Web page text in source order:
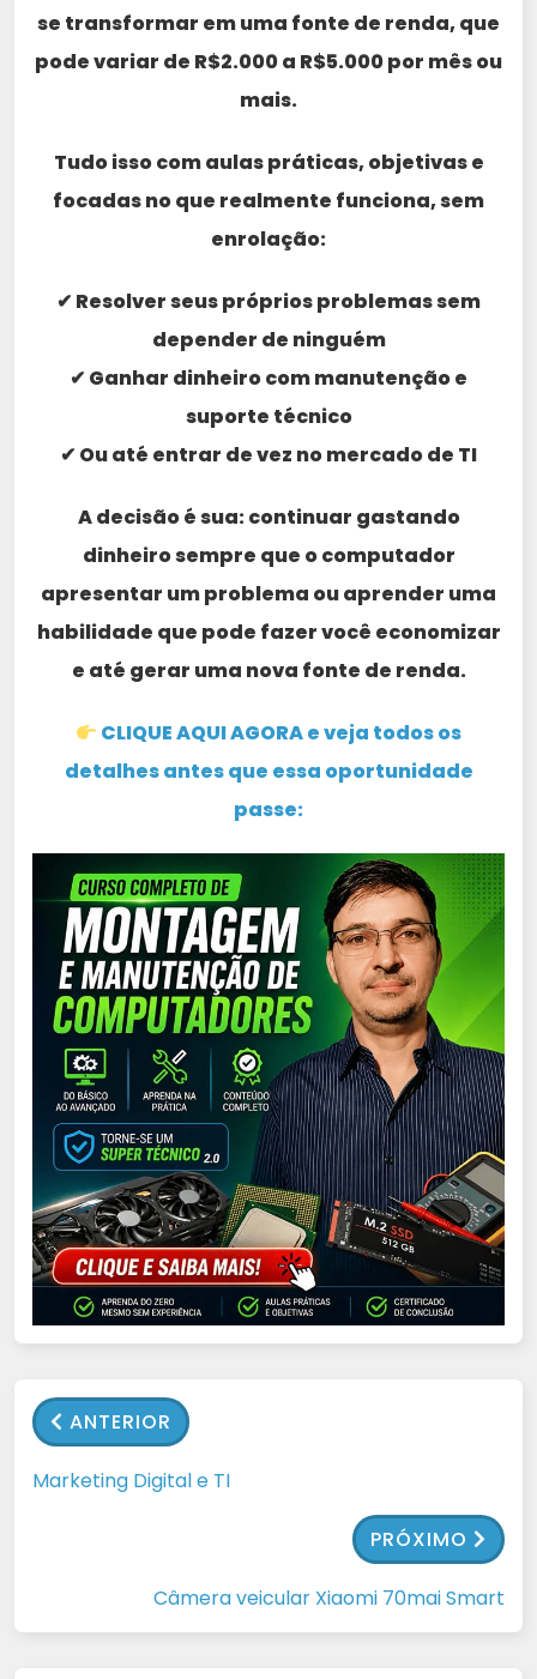
se transformar em uma fonte de renda, que
pode variar de R$2.000 a R$5.000 por mês ou
mais.
Tudo isso com aulas práticas, objetivas e
focadas no que realmente funciona, sem
enrolação:
✔ Resolver seus próprios problemas sem
depender de ninguém
✔ Ganhar dinheiro com manutenção e
suporte técnico
✔ Ou até entrar de vez no mercado de TI
A decisão é sua: continuar gastando
dinheiro sempre que o computador
apresentar um problema ou aprender uma
habilidade que pode fazer você economizar
e até gerar uma nova fonte de renda.
CLIQUE AQUI AGORA e veja todos os
detalhes antes que essa oportunidade
passe:
ANTERIOR
Marketing Digital e TI
PRÓXIMO
Câmera veicular Xiaomi 70mai Smart